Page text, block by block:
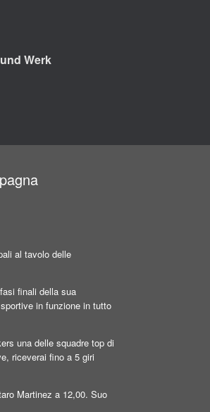
Werk
al tavolo delle
finali della sua
in funzione in tutto
una delle squadre top di
riceverai fino a 5 giri
Martinez a 12,00. Suo